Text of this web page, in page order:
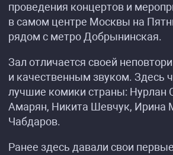
проведения концертов и
в самом центре Москвы на
рядом с метро Добрынинская.
Зал отличается своей
и качественным звуком. Здесь
лучшие комики страны: Нурлан
Амарян, Никита Шевчук, Ирина
Чабдаров.
Ранее здесь давали свои